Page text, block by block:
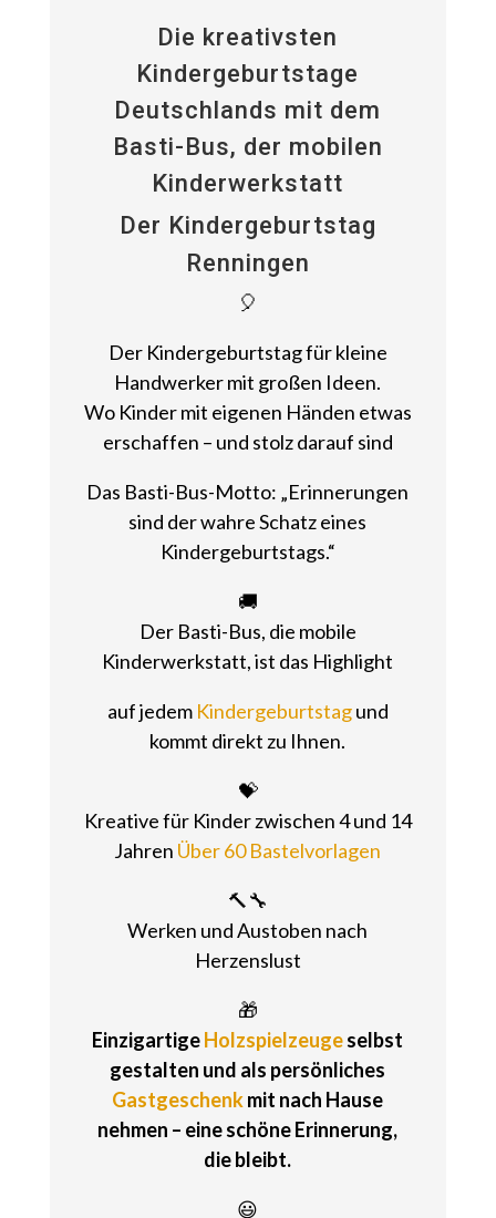
Die kreativsten
Kindergeburtstage
Deutschlands mit dem
Basti-Bus, der mobilen
Kinderwerkstatt
Der Kindergeburtstag
Renningen
🎈
Der Kindergeburtstag für kleine
Handwerker mit großen Ideen.
Wo Kinder mit eigenen Händen etwas
erschaffen – und stolz darauf sind
Das Basti-Bus-Motto: „Erinnerungen
sind der wahre Schatz eines
Kindergeburtstags.“
🚚
Der Basti-Bus, die mobile
Kinderwerkstatt, ist das Highlight
auf jedem Kindergeburtstagund
kommt direkt zu Ihnen.
💝
Kreative für Kinder zwischen 4 und 14
Jahren Über 60 Bastelvorlagen
🔨🔧
Werken und Austoben nach
Herzenslust
🎁
EinzigartigeHolzspielzeugeselbst
gestalten und als persönliches
Gastgeschenkmit nach Hause
nehmen – eine schöne Erinnerung,
die bleibt.
😃